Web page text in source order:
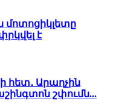
մոտոցիկլետը
է
հետ․ Արաղչին
շփումն...